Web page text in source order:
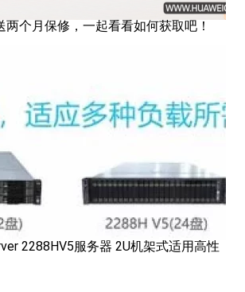
个月保修，一起看看如何获取吧！
服务器 2U机架式适用高性